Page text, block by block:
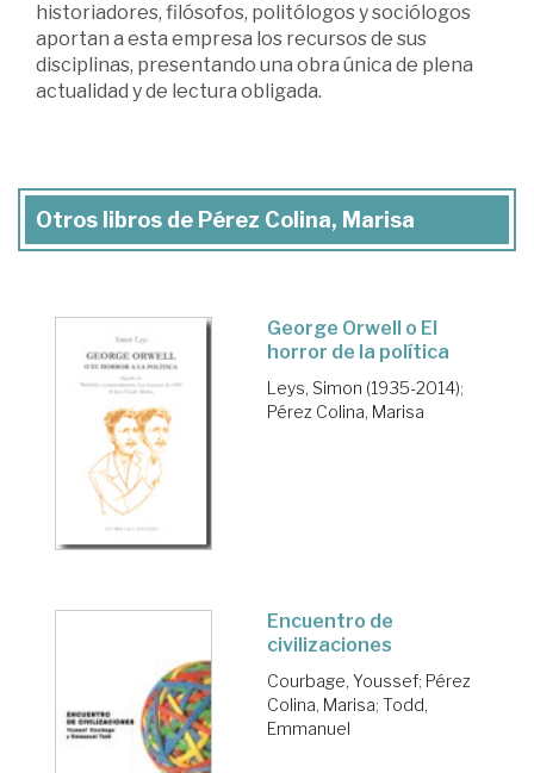
historiadores, filósofos, politólogos y sociólogos
aportan a esta empresa los recursos de sus
disciplinas, presentando una obra única de plena
actualidad y de lectura obligada.
Otros libros de Pérez Colina, Marisa
George Orwell o El
horror de la política
Leys, Simon (1935-2014);
Pérez Colina, Marisa
Encuentro de
civilizaciones
Courbage, Youssef; Pérez
Colina, Marisa; Todd,
Emmanuel